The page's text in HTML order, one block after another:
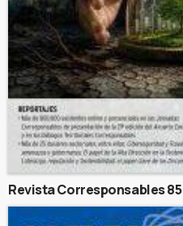
Revista Corresponsables 85